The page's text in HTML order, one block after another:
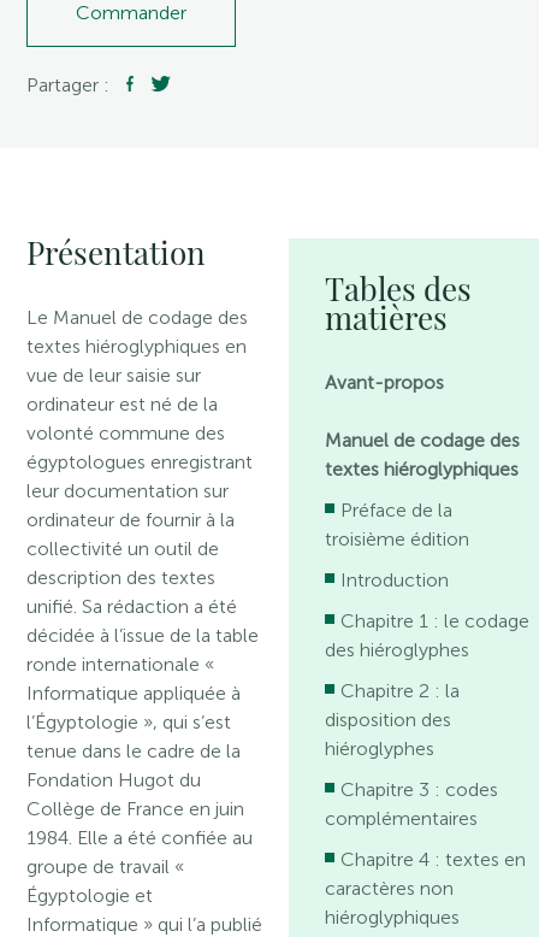
Commander
Partager :
Présentation
Le Manuel de codage des
textes hiéroglyphiques en
vue de leur saisie sur
ordinateur est né de la
volonté commune des
égyptologues enregistrant
leur documentation sur
ordinateur de fournir à la
collectivité un outil de
description des textes
unifié. Sa rédaction a été
décidée à l’issue de la table
ronde internationale «
Informatique appliquée à
l’Égyptologie », qui s’est
tenue dans le cadre de la
Fondation Hugot du
Collège de France en juin
1984. Elle a été confiée au
groupe de travail «
Égyptologie et
Informatique » qui l’a publié
Tables des
matières
Avant-propos
Manuel de codage des
textes hiéroglyphiques
Préface de la
troisième édition
Introduction
Chapitre 1 : le codage
des hiéroglyphes
Chapitre 2 : la
disposition des
hiéroglyphes
Chapitre 3 : codes
complémentaires
Chapitre 4 : textes en
caractères non
hiéroglyphiques